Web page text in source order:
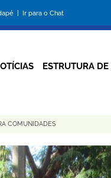
| Ir para o Chat
ESTRUTURA
COMUNIDADES